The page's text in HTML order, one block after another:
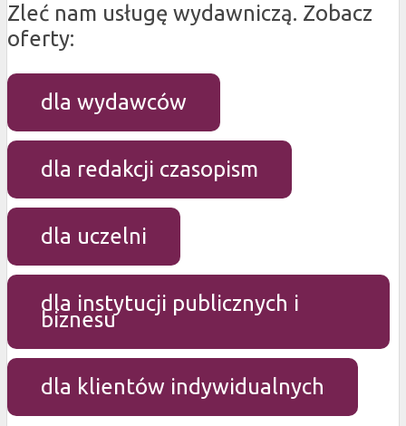
Zleć nam usługę wydawniczą. Zobacz
oferty:
dla wydawców
dla redakcji czasopism
dla uczelni
dla instytucji publicznych i
biznesu
dla klientów indywidualnych